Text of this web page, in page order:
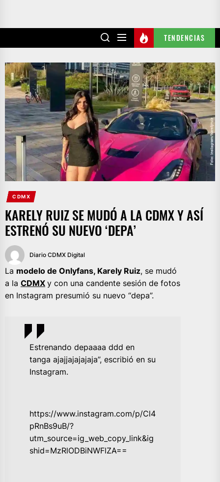
TENDENCIAS
CDMX
KARELY RUIZ SE MUDÓ A LA CDMX Y ASÍ
ESTRENÓ SU NUEVO ‘DEPA’
Diario CDMX Digital
La modelo de Onlyfans, Karely Ruiz, se mudó
a la CDMX y con una candente sesión de fotos
en Instagram presumió su nuevo “depa”.
Estrenando depaaaa ddd en
tanga ajajjajajajaja”, escribió en su
Instagram.
https://www.instagram.com/p/Cl4
pRnBs9uB/?
utm_source=ig_web_copy_link&ig
shid=MzRlODBiNWFlZA==